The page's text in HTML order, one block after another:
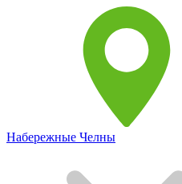
Набережные Челны